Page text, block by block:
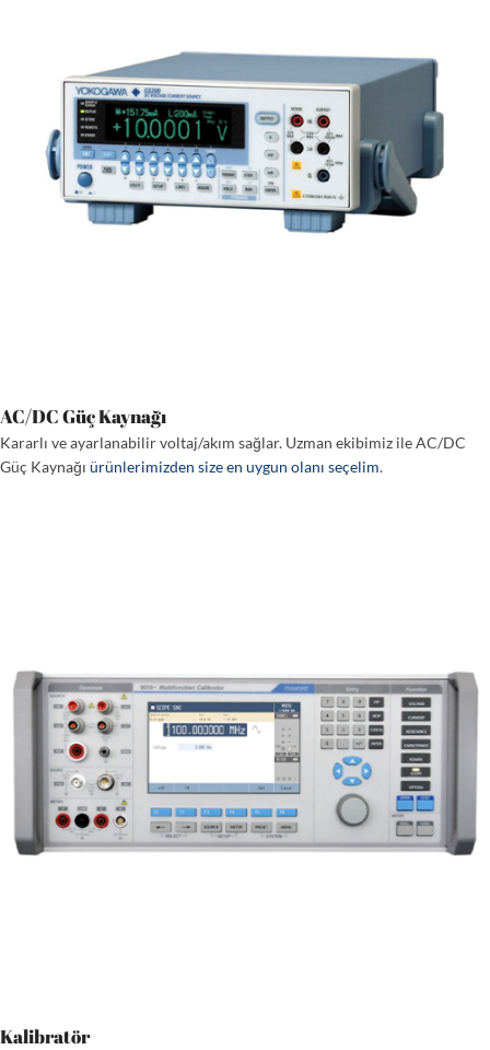
AC/DC Güç Kaynağı
Kararlı ve ayarlanabilir voltaj/akım sağlar. Uzman ekibimiz ile AC/DC
Güç Kaynağı ürünlerimizden size en uygun olanı seçelim.
Kalibratör